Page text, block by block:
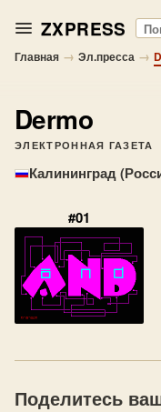
ZXPRESS
Главная → Эл.пресса →
Dermo
ЭЛЕКТРОННАЯ ГАЗЕТА
Калининград
#01
Поделитесь